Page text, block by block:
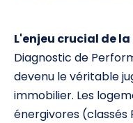
L'enjeu crucial de
Diagnostic de
devenu le véritable
immobilier. Les
énergivores (classés